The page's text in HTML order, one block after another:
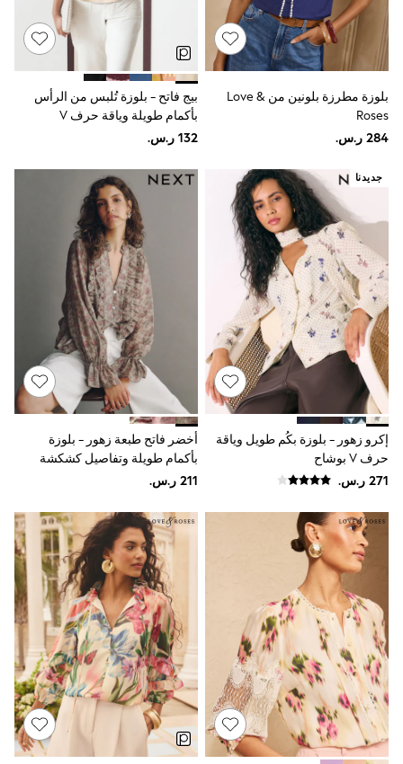
Baker by Ted Baker
Boden
Lipsy
Love & Roses
Monsoon
Trousers
Shorts
Shirts
Polo Shirts
Sweatshirts & Jumpers
Coats & Jackets
Underwear
Socks
Multipacks
All Boys Sport & Swimwear
Trainers & Pumps
Swimwear
Shorts
Joggers
adidas
Nike
All Girls Schoolwear
Shoes
Trousers
Skirts
Shirts
Polo Shirts
Sweatshirts
Cardigans
Coats & Jackets
Underwear
Socks & Tights
Multipacks
All Girls Sports & Swimwear
Trainers & Pumps
Swimwear
Tops
بلوزة مطرزة بلونين من Love &
Roses
بيج فاتح - بلوزة تُلبس من الرأس
بأكمام طويلة وياقة حرف V
جديدنا
إكرو زهور - بلوزة بكُم طويل وياقة
حرف V بوشاح
أخضر فاتح طبعة زهور - بلوزة
بأكمام طويلة وتفاصيل كشكشة